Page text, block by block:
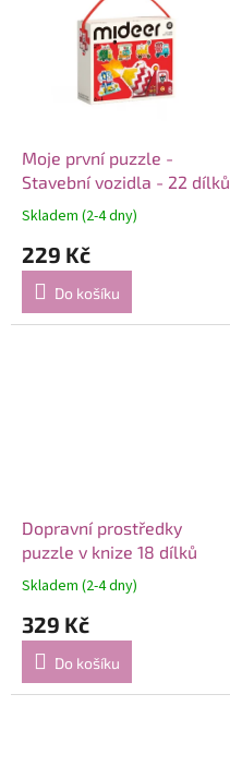
Moje první puzzle -
Stavební vozidla - 22 dílků
Skladem (2-4 dny)
229 Kč
Do košíku
Dopravní prostředky
puzzle v knize 18 dílků
Skladem (2-4 dny)
329 Kč
Do košíku